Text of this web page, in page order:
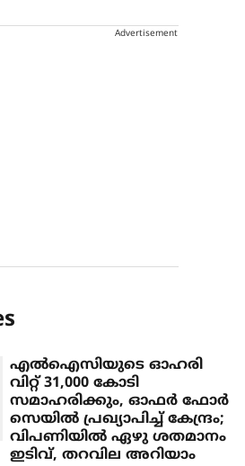
Advertisement
എല്‍ഐസിയുടെ ഓഹരി
വിറ്റ് 31,000 കോടി
സമാഹരിക്കും, ഓഫര്‍ ഫോര്‍
സെയില്‍ പ്രഖ്യാപിച്ച് കേന്ദ്രം;
വിപണിയില്‍ ഏഴു ശതമാനം
ഇടിവ്, തറവില അറിയാം